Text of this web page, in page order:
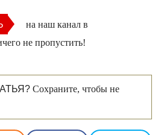
на наш канал в
не пропустить!
Сохраните, чтобы не